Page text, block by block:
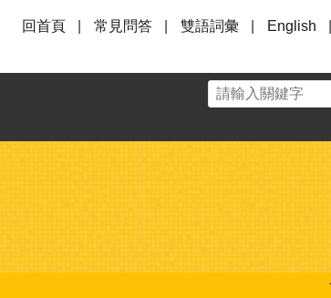
回首頁
常見問答 雙語詞彙 English